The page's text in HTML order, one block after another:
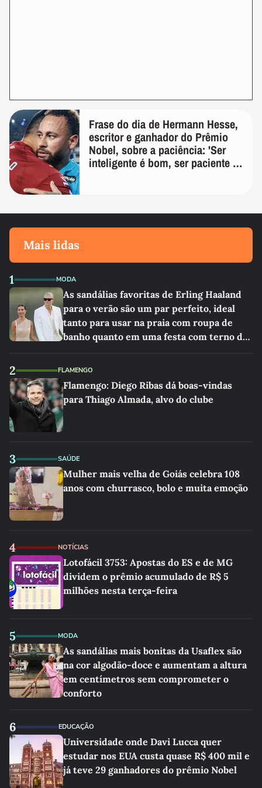
Frase do dia de Hermann Hesse,
escritor e ganhador do Prêmio
Nobel, sobre a paciência: 'Ser
inteligente é bom, ser paciente é
Mais lidas
1 MODA
As sandálias favoritas de Erling Haaland
para o verão são um par perfeito, ideal
tanto para usar na praia com roupa de
banho quanto em uma festa com terno de
2 FLAMENGO
Flamengo: Diego Ribas dá boas-vindas
para Thiago Almada, alvo do clube
3 SAÚDE
Mulher mais velha de Goiás celebra 108
anos com churrasco, bolo e muita emoção
4 NOTÍCIAS
Lotofácil 3753: Apostas do ES e de MG
dividem o prêmio acumulado de R$ 5
milhões nesta terça-feira
5 MODA
As sandálias mais bonitas da Usaflex são
na cor algodão-doce e aumentam a altura
em centímetros sem comprometer o
conforto
6 EDUCAÇÃO
Universidade onde Davi Lucca quer
estudar nos EUA custa quase R$ 400 mil e
já teve 29 ganhadores do prêmio Nobel